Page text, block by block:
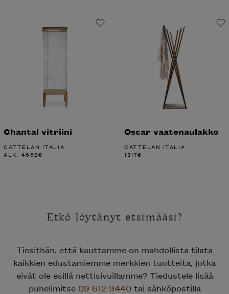
Chantal vitriini
CATTELAN ITALIA
ALK. 4662€
Oscar vaatenaulakko
CATTELAN ITALIA
1317€
Etkö löytänyt etsimääsi?
Tiesithän, että kauttamme on mahdollista tilata
kaikkien edustamiemme merkkien tuotteita, jotka
eivät ole esillä nettisivuillamme? Tiedustele lisää
puhelimitse 09 612 9440tai sähköpostilla